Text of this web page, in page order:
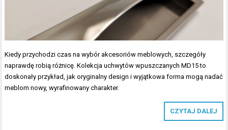
Kiedy przychodzi czas na wybór akcesoriów meblowych, szczegóły
naprawdę robią różnicę. Kolekcja uchwytów wpuszczanych MD15 to
doskonały przykład, jak oryginalny design i wyjątkowa forma mogą nadać
meblom nowy, wyrafinowany charakter.
CZYTAJ DALEJ